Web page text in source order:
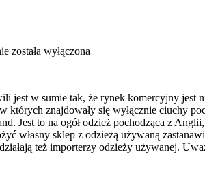
została wyłączona
jest w sumie tak, że rynek komercyjny jest
których znajdowały się wyłącznie ciuchy
Jest to na ogół odzież pochodząca z
własny sklep z odzieżą używaną
też importerzy odzieży używanej.